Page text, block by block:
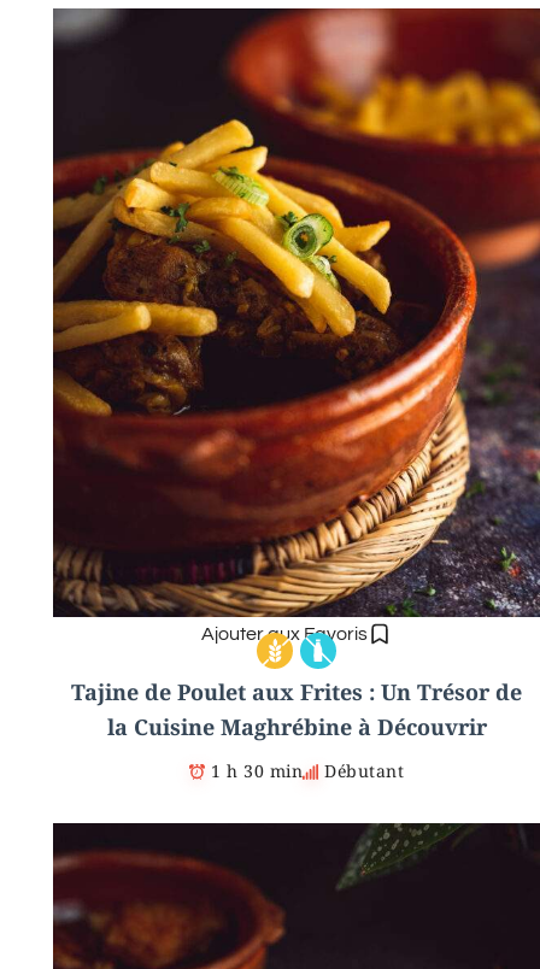
Ajouter aux Favoris
Tajine de Poulet aux Frites : Un Trésor de
la Cuisine Maghrébine à Découvrir
1 h 30 min Débutant